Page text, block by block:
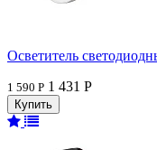
Осветитель
1 590 Р 1 431 Р